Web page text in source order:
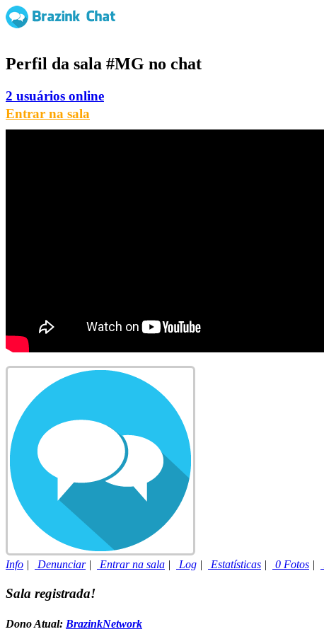
Perfil da sala #MG no chat
2 usuários online
Entrar na sala
Info | Denunciar| Entrar na sala | Log | Estatísticas | 0 Fotos |
Sala registrada!
Dono Atual: BrazinkNetwork